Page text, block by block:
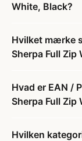
White, Black?
Hvilket mærke
Sherpa Full Zip
Hvad er EAN /
Sherpa Full Zip
Hvilken